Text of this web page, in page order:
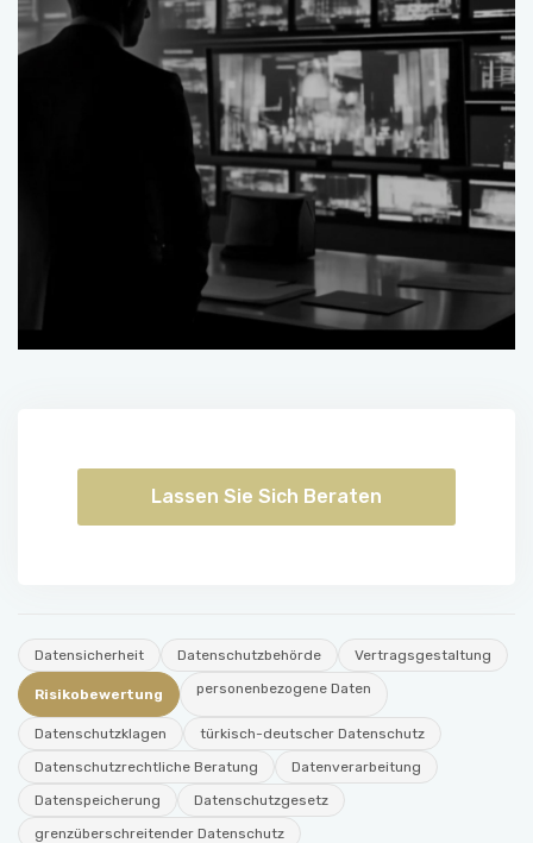
Lassen Sie Sich Beraten
Datensicherheit Datenschutzbehörde Vertragsgestaltung
Risikobewertung personenbezogene Daten
Datenschutzklagen
türkisch-deutscher Datenschutz
Datenschutzrechtliche Beratung
Datenverarbeitung
Datenspeicherung
Datenschutzgesetz
grenzüberschreitender Datenschutz